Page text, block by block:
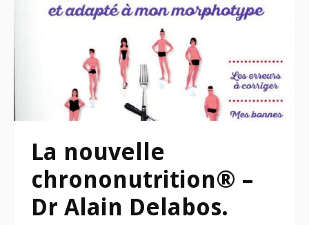
La nouvelle
chrononutrition® –
Dr Alain Delabos.